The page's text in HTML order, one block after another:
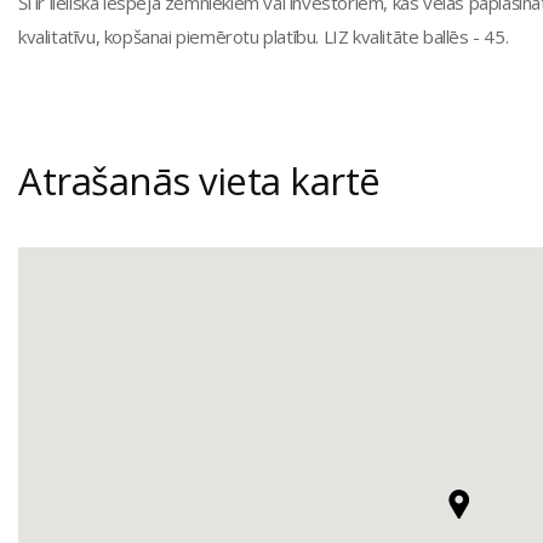
kvalitatīvu, kopšanai piemērotu platību. LIZ kvalitāte ballēs - 45.
Atrašanās vieta kartē